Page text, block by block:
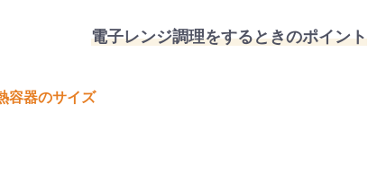
電子レンジ調理をするときのポイント
容器のサイズ